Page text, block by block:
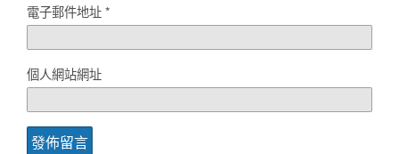
電子郵件地址*
個人網站網址